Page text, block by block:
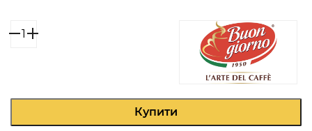
Капсули
Buongiorno
10
кількість
Купити